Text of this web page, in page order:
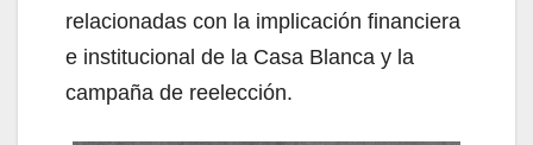
relacionadas con la implicación financiera
e institucional de la Casa Blanca y la
campaña de reelección.